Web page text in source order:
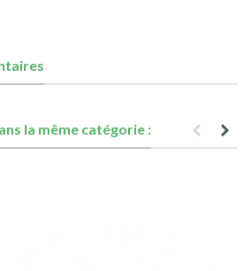
la même catégorie :